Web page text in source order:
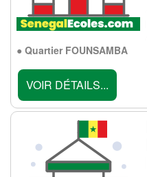
● Quartier FOUNSAMBA
VOIR DÉTAILS...